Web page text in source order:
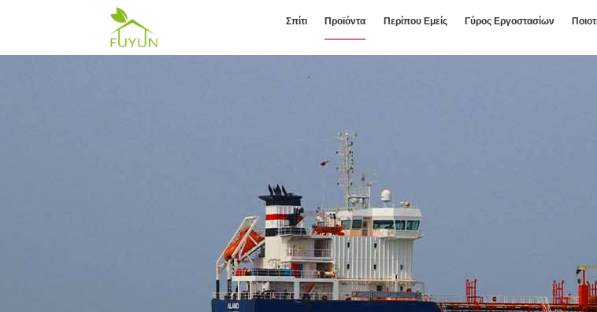
Σπίτι Προϊόντα Περίπου Εμείς Γύρος Εργοστασίων